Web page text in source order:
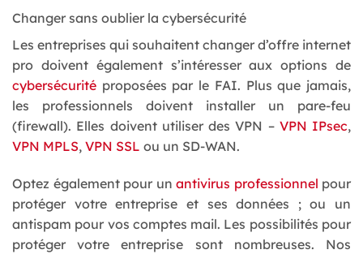
Changer sans oublier la cybersécurité
Les entreprises qui souhaitent changer d’offre internet
pro doivent également s’intéresser aux options de
cybersécurité proposées par le FAI. Plus que jamais,
les professionnels doivent installer un pare-feu
(firewall). Elles doivent utiliser des VPN – VPN IPsec,
VPN MPLS, VPN SSL ou un SD-WAN.
Optez également pour un antivirus professionnel pour
protéger votre entreprise et ses données ; ou un
antispam pour vos comptes mail. Les possibilités pour
protéger votre entreprise sont nombreuses. Nos